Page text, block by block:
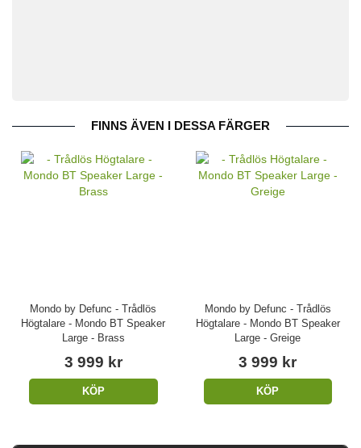
FINNS ÄVEN I DESSA FÄRGER
Mondo by Defunc - Trådlös
Högtalare - Mondo BT Speaker
Large - Brass
3 999 kr
KÖP
Mondo by Defunc - Trådlös
Högtalare - Mondo BT Speaker
Large - Greige
3 999 kr
KÖP